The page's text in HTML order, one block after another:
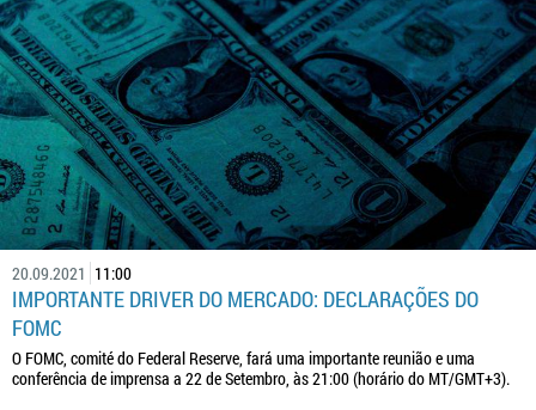
20.09.2021 11:00
IMPORTANTE DRIVER DO MERCADO: DECLARAÇÕES DO
FOMC
O FOMC, comité do Federal Reserve, fará uma importante reunião e uma
conferência de imprensa a 22 de Setembro, às 21:00 (horário do MT/GMT+3).